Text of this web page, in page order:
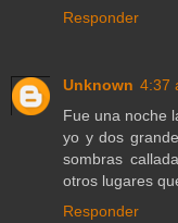
Responder
Unknown 4:37
Fue una noche
yo y dos
sombras
otros lugares
Responder